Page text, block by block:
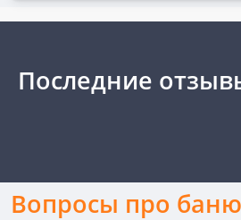
Последние
Вопросы про